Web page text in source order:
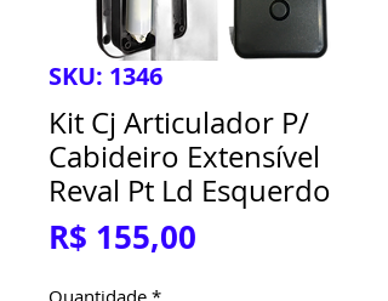
SKU: 1346
Kit Cj Articulador P/
Cabideiro Extensível
Reval Pt Ld Esquerdo
R$ 155,00
Quantidade *